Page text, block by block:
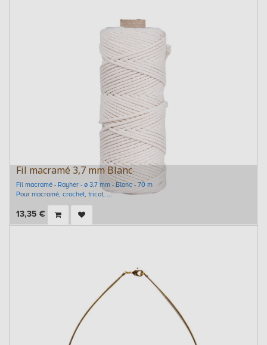
Fil macramé 3,7 mm Blanc
Fil macramé - Rayher - ø 3,7 mm - Blanc - 70 m
Pour macramé, crochet, tricot, ...
13,35 €